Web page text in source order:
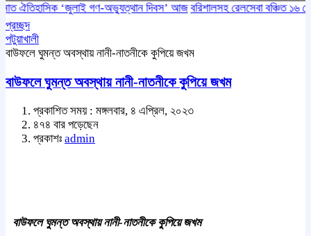
ঐতিহাসিক ‌‘জুলাই গণ-অভ্যুত্থান দিবস’ আজ বরিশালসহ রেলসেবা বঞ্চিত ১৬
প্রচ্ছদ
পটুয়াখালী
বাউফলে ঘুমন্ত অবস্থায় নানী-নাতনীকে কুপিয়ে জখম
বাউফলে ঘুমন্ত অবস্থায় নানী-নাতনীকে কুপিয়ে জখম
প্রকাশিত সময় : মঙ্গলবার, ৪ এপ্রিল, ২০২৩
৪৭৪ বার পড়েছেন
প্রকাশঃ admin
বাউফলে ঘুমন্ত অবস্থায় নানী-নাতনীকে কুপিয়ে জখম